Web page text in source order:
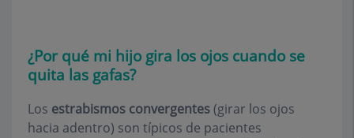
¿Por qué mi hijo gira los ojos cuando se
quita las gafas?
Los estrabismos convergentes(girar los ojos
hacia adentro) son típicos de pacientes